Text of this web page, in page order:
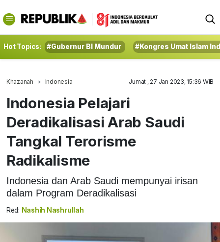
Hot Topics: #Gubernur BI Mundur #Kongres Umat Islam
Khazanah Indonesia Jumat , 27 Jan 2023, 15:36 WIB
Indonesia Pelajari
Deradikalisasi Arab Saudi
Tangkal Terorisme
Radikalisme
Indonesia dan Arab Saudi mempunyai irisan
dalam Program Deradikalisasi
Red: Nashih Nashrullah